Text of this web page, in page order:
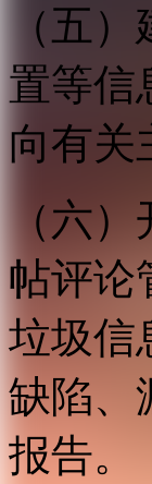
（五
置等信
向有关
（六
帖评论
垃圾信
缺陷、
报告。